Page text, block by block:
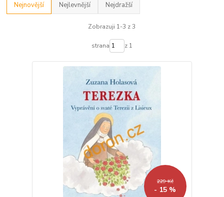
Nejnovější Nejlevnější Nejdražší
Zobrazuji 1-3 z 3
strana z 1
229 Kč
- 15 %